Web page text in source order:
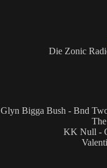
Die Zonic
Glyn Bigga Bush - Bnd
KK Null -